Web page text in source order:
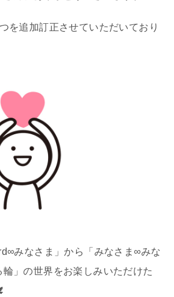
を追加訂正させていただいており
みなさま」から「みなさま∞みな
」の世界をお楽しみいただけた